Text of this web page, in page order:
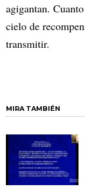
agigantan.
cielo de
transmitir.
MIRA TAMBIÉN